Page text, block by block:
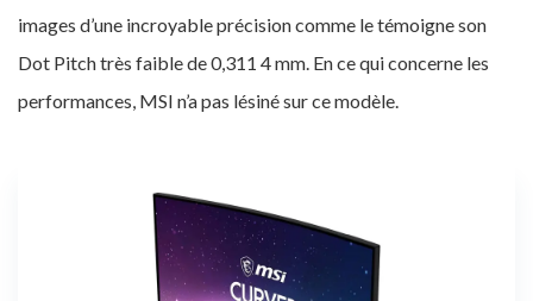
images d’une incroyable précision comme le témoigne son
Dot Pitch très faible de 0,311 4 mm. En ce qui concerne les
performances, MSI n’a pas lésiné sur ce modèle.